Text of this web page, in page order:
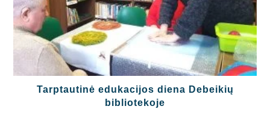
Tarptautinė edukacijos diena Debeikių
bibliotekoje